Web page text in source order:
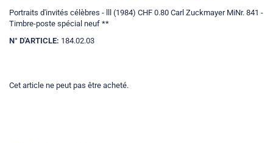
Portraits d'invités célèbres - lll (1984) CHF 0.80 Carl Zuckmayer MiNr. 841 -
Timbre-poste spécial neuf **
N° D'ARTICLE: 184.02.03
Cet article ne peut pas être acheté.